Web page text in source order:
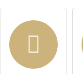
Hinweis:Bitte
Besucher sichtbar
Klicken Sie hier um
Hochzeitslocation-